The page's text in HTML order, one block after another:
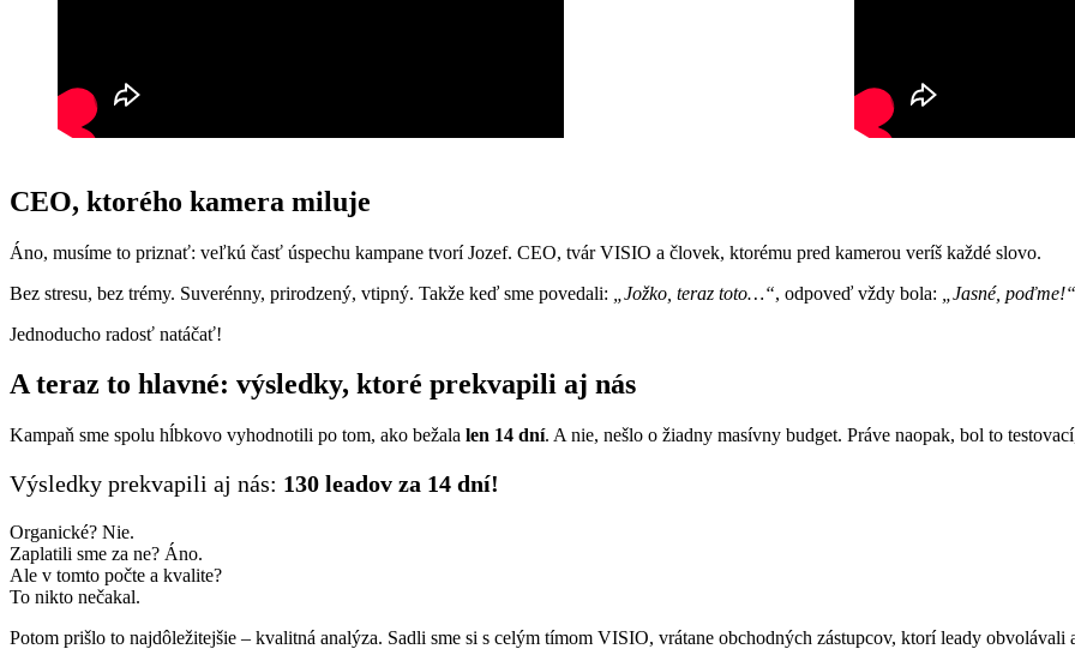
CEO, ktorého kamera miluje
Áno, musíme to priznať: veľkú časť úspechu kampane tvorí Jozef. CEO, tvár VISIO a človek, ktorému pred kamerou veríš každé slovo.
Bez stresu, bez trémy. Suverénny, prirodzený, vtipný. Takže keď sme povedali:
„Jožko, teraz toto…“, odpoveď vždy bola:
„Jasné, poďme!“
Jednoducho radosť natáčať!
A teraz to hlavné: výsledky, ktoré prekvapili aj nás
Kampaň sme spolu hĺbkovo vyhodnotili po tom, ako bežala len 14 dní. A nie, nešlo o žiadny masívny budget. Práve naopak, bol to
Výsledky prekvapili aj nás: 130 leadov za 14 dní!
Organické? Nie.
Zaplatili sme za ne? Áno.
Ale v tomto počte a kvalite?
To nikto nečakal.
Potom prišlo to najdôležitejšie – kvalitná analýza. Sadli sme si s celým tímom VISIO, vrátane obchodných zástupcov, ktorí leady obvolávali